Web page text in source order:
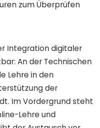
zum Überprüfen
Integration digitaler
An der Technischen
Lehre in den
der
Im Vordergrund steht
Lehre und